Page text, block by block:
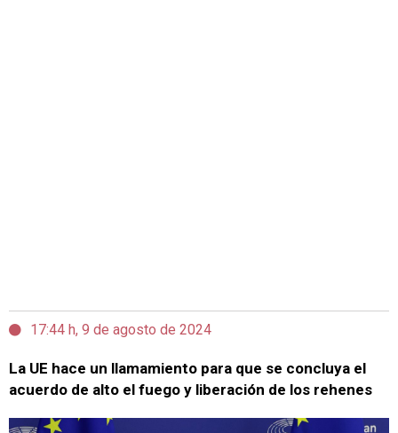
17:44 h, 9 de agosto de 2024
La UE hace un llamamiento para que se concluya el
acuerdo de alto el fuego y liberación de los rehenes